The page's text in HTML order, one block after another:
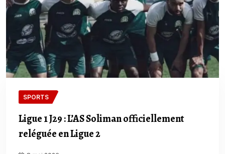
SPORTS
Ligue 1 J29 : L’AS Soliman officiellement
reléguée en Ligue 2